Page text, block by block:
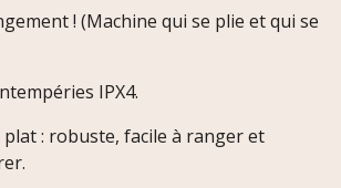
! (Machine qui se plie et qui se
IPX4.
: robuste, facile à ranger et